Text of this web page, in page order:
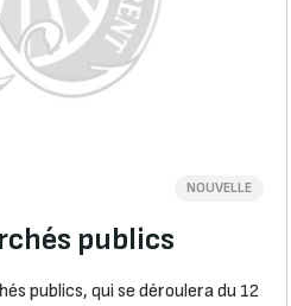
NOUVELLE
publics
publics, qui se déroulera du 12